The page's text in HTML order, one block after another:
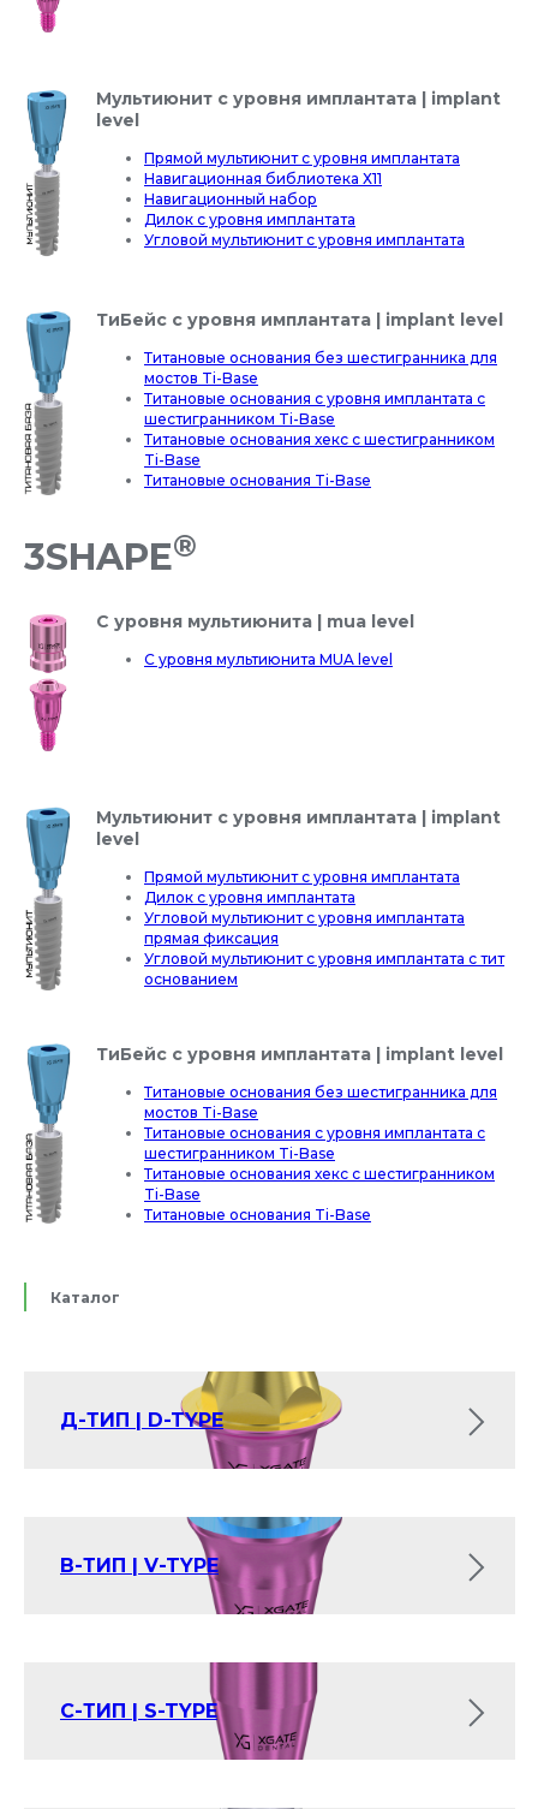
Мультиюнит с уровня имплантата | implant
level
Прямой мультиюнит с уровня имплантата
Навигационная библиотека Х11
Навигационный набор
Дилок с уровня имплантата
Угловой мультиюнит с уровня имплантата
ТиБейс с уровня имплантата | implant level
Титановые основания без шестигранника для
мостов Ti-Base
Титановые основания с уровня имплантата с
шестигранником Ti-Base
Титановые основания хекс с шестигранником
Ti-Base
Титановые основания Ti-Base
3SHAPE®
С уровня мультиюнита | mua level
С уровня мультиюнита MUA level
Мультиюнит с уровня имплантата | implant
level
Прямой мультиюнит с уровня имплантата
Дилок с уровня имплантата
Угловой мультиюнит с уровня имплантата
прямая фиксация
Угловой мультиюнит с уровня имплантата с тит
основанием
ТиБейс с уровня имплантата | implant level
Титановые основания без шестигранника для
мостов Ti-Base
Титановые основания с уровня имплантата с
шестигранником Ti-Base
Титановые основания хекс с шестигранником
Ti-Base
Титановые основания Ti-Base
Каталог
Д-ТИП | D-TYPE
В-ТИП | V-TYPE
С-ТИП | S-TYPE